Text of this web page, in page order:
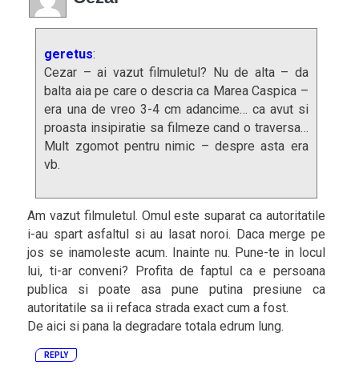
geretus:
Cezar – ai vazut filmuletul? Nu de alta – da
balta aia pe care o descria ca Marea Caspica –
era una de vreo 3-4 cm adancime… ca avut si
proasta insipiratie sa filmeze cand o traversa…
Mult zgomot pentru nimic – despre asta era
vb.
Am vazut filmuletul. Omul este suparat ca autoritatile
i-au spart asfaltul si au lasat noroi. Daca merge pe
jos se inamoleste acum. Inainte nu. Pune-te in locul
lui, ti-ar conveni? Profita de faptul ca e persoana
publica si poate asa pune putina presiune ca
autoritatile sa ii refaca strada exact cum a fost.
De aici si pana la degradare totala edrum lung.
REPLY